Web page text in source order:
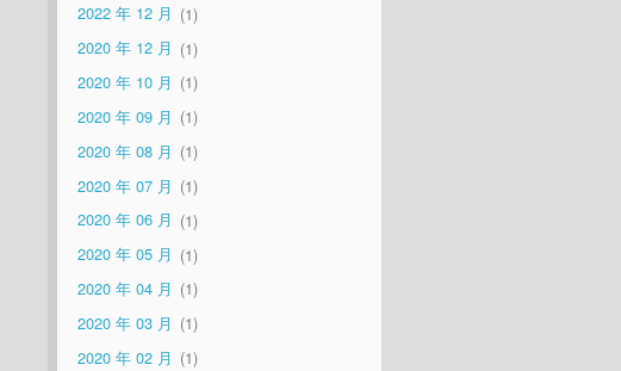
2022 年 12 月
1
2020 年 12 月
1
2020 年 10 月
1
2020 年 09 月
1
2020 年 08 月
1
2020 年 07 月
1
2020 年 06 月
1
2020 年 05 月
1
2020 年 04 月
1
2020 年 03 月
1
2020 年 02 月
1